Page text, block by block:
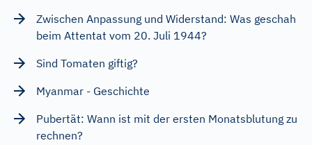
Zwischen Anpassung und Widerstand: Was geschah
beim Attentat vom 20. Juli 1944?
Sind Tomaten giftig?
Myanmar - Geschichte
Pubertät: Wann ist mit der ersten Monatsblutung zu
rechnen?